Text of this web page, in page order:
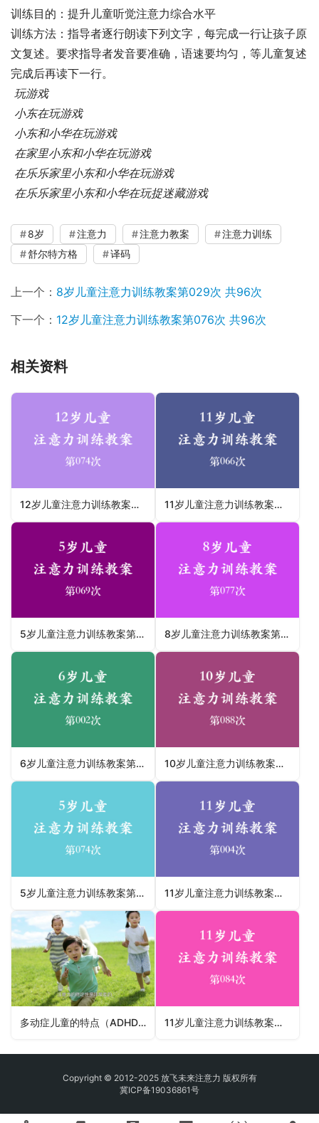
训练目的：提升儿童听觉注意力综合水平
训练方法：指导者逐行朗读下列文字，每完成一行让孩子原
文复述。要求指导者发音要准确，语速要均匀，等儿童复述
完成后再读下一行。
玩游戏
小东在玩游戏
小东和小华在玩游戏
在家里小东和小华在玩游戏
在乐乐家里小东和小华在玩游戏
在乐乐家里小东和小华在玩捉迷藏游戏
8岁 注意力 注意力教案
注意力训练
舒尔特方格
译码
上一个： 8岁儿童注意力训练教案第029次 共96次
下一个： 12岁儿童注意力训练教案第076次 共96次
相关资料
12岁儿童注意力训练教案第074次 共96次 11岁儿童注意力训练教案第066次 共96次
5岁儿童注意力训练教案第069次 共96次 8岁儿童注意力训练教案第077次 共96次
6岁儿童注意力训练教案第002次 共96次 10岁儿童注意力训练教案第088次 共96次
5岁儿童注意力训练教案第074次 共96次 11岁儿童注意力训练教案第004次 共96次
多动症儿童的特点（ADHD） 11岁儿童注意力训练教案第084次 共96次
Copyright © 2012-2025 放飞未来注意力 版权所有
冀ICP备19036861号